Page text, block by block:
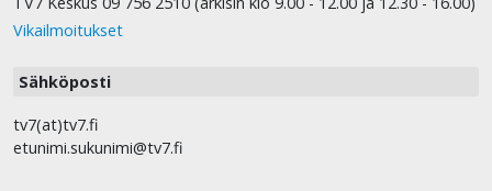
Vikailmoitukset
Sähköposti
tv7(at)tv7.fi
etunimi.sukunimi@tv7.fi